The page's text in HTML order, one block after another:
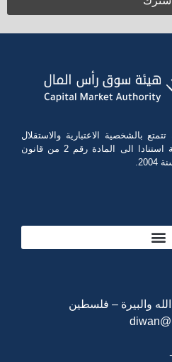
بالشخصية الاعتبارية والاستقلال
المالي والإداري والأهلية القانونية استنادا الى المادة رقم 2 من قانون